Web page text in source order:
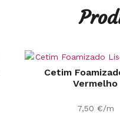
Cetim
Vermelho
7,50 €/m